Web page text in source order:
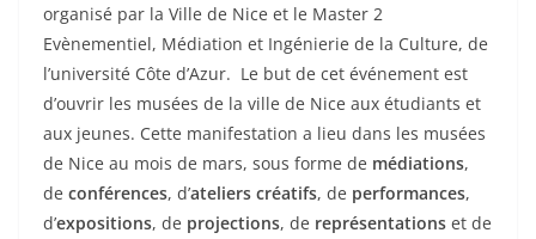
organisé par la Ville de Nice et le Master 2
Evènementiel, Médiation et Ingénierie de la Culture, de
l’université Côte d’Azur. Le but de cet événement est
d’ouvrir les musées de la ville de Nice aux étudiants et
aux jeunes. Cette manifestation a lieu dans les musées
de Nice au mois de mars, sous forme de médiations,
de conférences, d’ateliers créatifs, de performances,
d’expositions, de projections, de représentations et de